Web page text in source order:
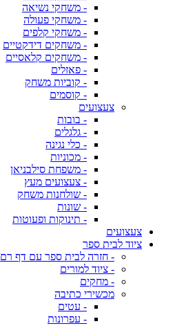
- משחקי נשיאה
- משחקי פעולה
- משחקי קלפים
- משחקים דידקטיים
- משחקים קלאסיים
- פאזלים
- קוביות משחק
- קוסמים
צעצועים
- בובות
- גלגלים
- כלי נגינה
- מכוניות
- משפחת סילבניאן
- צעצועים מעץ
- שולחנות משחק
- שונות
- תינוקות ופעוטות
צעצועים
ציוד לבית ספר
- חזרה לבית ספר עם דף רם
- ציוד למורים
- מחקים
מכשירי כתיבה
- עטים
- עפרונות